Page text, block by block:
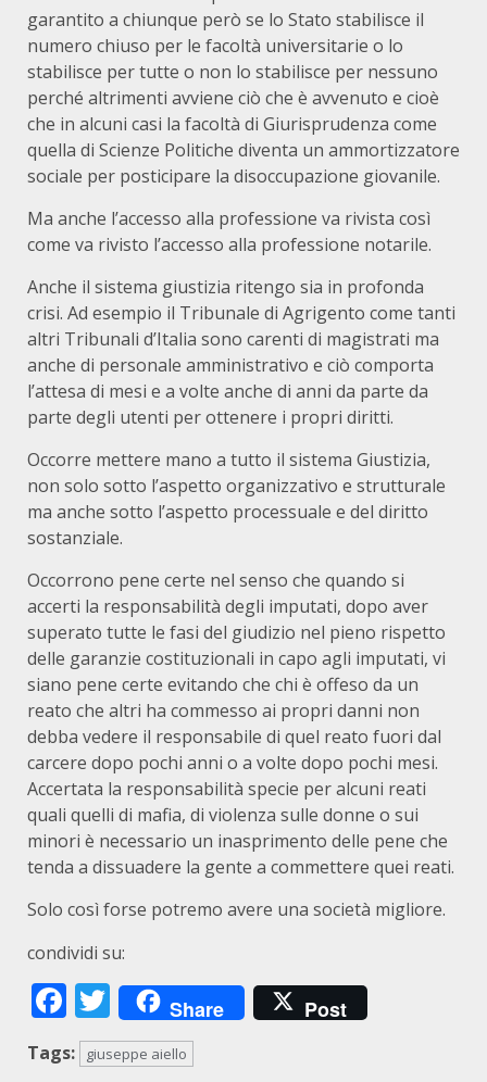
garantito a chiunque però se lo Stato stabilisce il
numero chiuso per le facoltà universitarie o lo
stabilisce per tutte o non lo stabilisce per nessuno
perché altrimenti avviene ciò che è avvenuto e cioè
che in alcuni casi la facoltà di Giurisprudenza come
quella di Scienze Politiche diventa un ammortizzatore
sociale per posticipare la disoccupazione giovanile.
Ma anche l’accesso alla professione va rivista così
come va rivisto l’accesso alla professione notarile.
Anche il sistema giustizia ritengo sia in profonda
crisi. Ad esempio il Tribunale di Agrigento come tanti
altri Tribunali d’Italia sono carenti di magistrati ma
anche di personale amministrativo e ciò comporta
l’attesa di mesi e a volte anche di anni da parte da
parte degli utenti per ottenere i propri diritti.
Occorre mettere mano a tutto il sistema Giustizia,
non solo sotto l’aspetto organizzativo e strutturale
ma anche sotto l’aspetto processuale e del diritto
sostanziale.
Occorrono pene certe nel senso che quando si
accerti la responsabilità degli imputati, dopo aver
superato tutte le fasi del giudizio nel pieno rispetto
delle garanzie costituzionali in capo agli imputati, vi
siano pene certe evitando che chi è offeso da un
reato che altri ha commesso ai propri danni non
debba vedere il responsabile di quel reato fuori dal
carcere dopo pochi anni o a volte dopo pochi mesi.
Accertata la responsabilità specie per alcuni reati
quali quelli di mafia, di violenza sulle donne o sui
minori è necessario un inasprimento delle pene che
tenda a dissuadere la gente a commettere quei reati.
Solo così forse potremo avere una società migliore.
condividi su:
Facebook
Twitter
Share Post
Tags: giuseppe aiello